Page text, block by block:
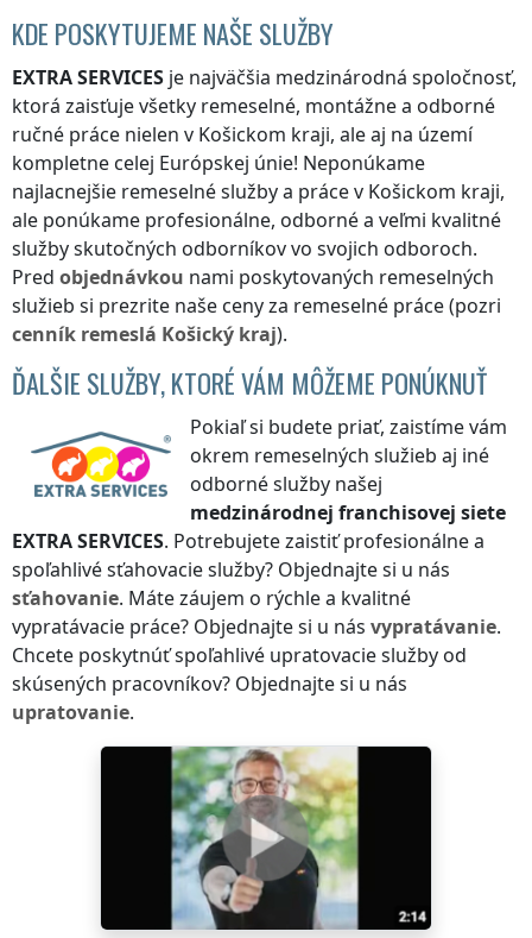
KDE POSKYTUJEME NAŠE SLUŽBY
EXTRA SERVICES je najväčšia medzinárodná spoločnosť,
ktorá zaisťuje všetky remeselné, montážne a odborné
ručné práce nielen v Košickom kraji, ale aj na území
kompletne celej Európskej únie! Neponúkame
najlacnejšie remeselné služby a prácev Košickom kraji,
ale ponúkame profesionálne, odborné a veľmi kvalitné
služby skutočných odborníkov vo svojich odboroch.
Pred objednávkou nami poskytovaných remeselných
služieb si prezrite naše ceny za remeselné práce (pozri
cenník remeslá Košický kraj).
ĎALŠIE SLUŽBY, KTORÉ VÁM MÔŽEME PONÚKNUŤ
Pokiaľ si budete priať, zaistíme vám
okrem remeselných služieb aj iné
odborné služby našej
medzinárodnej franchisovej siete
EXTRA SERVICES. Potrebujete zaistiť profesionálne a
spoľahlivé sťahovacie služby? Objednajte si u nás
sťahovanie. Máte záujem o rýchle a kvalitné
vypratávacie práce? Objednajte si u nás vypratávanie.
Chcete poskytnúť spoľahlivé upratovacie služby od
skúsených pracovníkov? Objednajte si u nás
upratovanie.